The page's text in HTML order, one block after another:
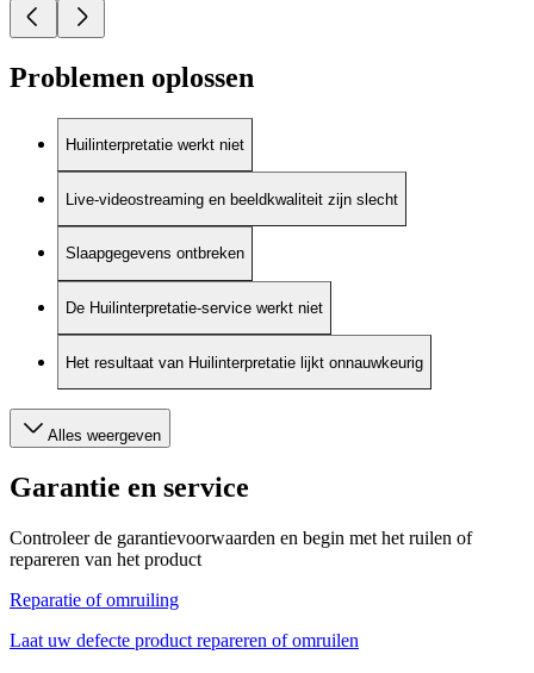
Problemen oplossen
Huilinterpretatie werkt niet
Live-videostreaming en beeldkwaliteit zijn slecht
Slaapgegevens ontbreken
De Huilinterpretatie-service werkt niet
Het resultaat van Huilinterpretatie lijkt onnauwkeurig
Alles weergeven
Garantie en service
Controleer de garantievoorwaarden en begin met het ruilen of
repareren van het product
Reparatie of omruiling
Laat uw defecte product repareren of omruilen